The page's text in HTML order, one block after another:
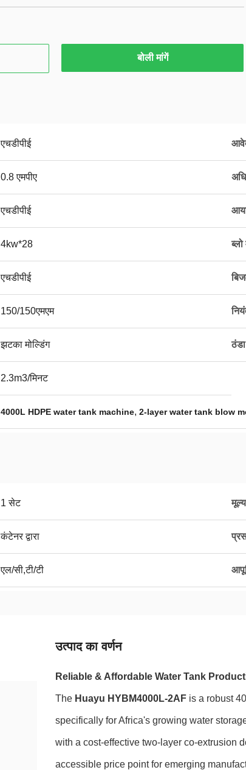
बोली मांगें
एचडीपीई
0.8 एमपीए
एचडीपीई
4kw*28
एचडीपीई
150/150एमएम
झटका मोल्डिंग
2.3m3/मिनट
4000L HDPE water tank machine, 2-layer water tank blow
1 सेट मूल्य
कंटेनर द्वारा
एल/सी,टी/टी
उत्पाद का वर्णन
Reliable & Affordable Water Tank
The Huayu HYBM4000L-2AF is a robust
specifically for Africa's growing water
with a cost-effective two-layer co-extrusion
accessible price point for emerging